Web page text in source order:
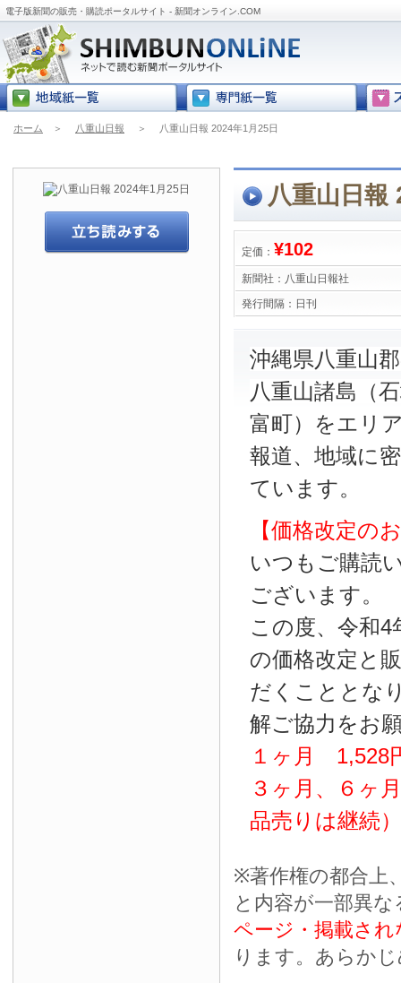
電子版新聞の販売・購読ポータルサイト - 新聞オンライン.COM
ホーム ＞ 八重山日報 ＞ 八重山日報 2024年1月25日
八重山日報
定価： ¥102
新聞社： 八重山日報社
発行間隔： 日刊
沖縄県八重山
八重山諸島（
富町）をエリ
報道、地域に
ています。
【価格改定の
いつもご購読
ございます。
この度、令和4
の価格改定と
だくこととな
解ご協力をお
１ヶ月 1,528
３ヶ月、６ヶ
品売りは継続）
※著作権の都合上
と内容が一部異な
ページ・掲載され
ります。あらか